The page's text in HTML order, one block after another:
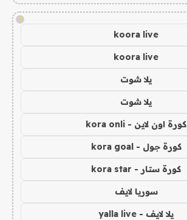
!
koora live
koora live
يلا شوت
يلا شوت
كورة اون لاين - kora onli
كورة جول - kora goal
كورة ستار - kora star
سوريا لايف
يلا لايف - yalla live